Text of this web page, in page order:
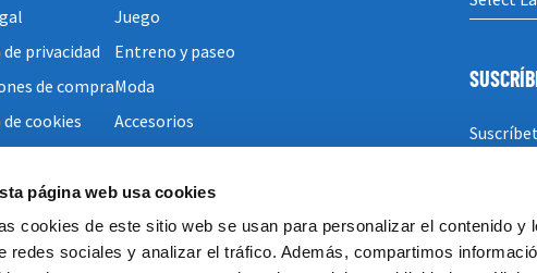
página web usa cookies
cookies de este sitio web se usan para personalizar el contenido y
redes sociales y analizar el tráfico. Además, compartimos
privacidad
de compra
cookies
Juego
Entreno y paseo
Moda
Accesorios